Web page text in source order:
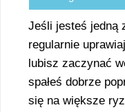
Jeśli jesteś jedną
regularnie
lubisz zaczynać
spałeś dobrze
się na większe